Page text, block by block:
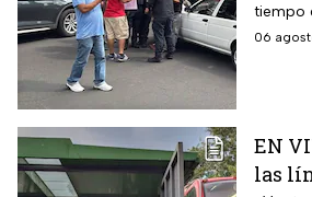
tiempo
cierres
06
EN
las